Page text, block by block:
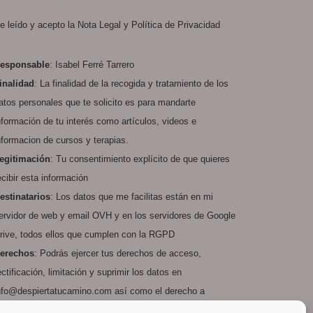
leído y acepto la Nota Legal y Política de Privacidad
: Isabel Ferré Tarrero
: La finalidad de la recogida y tratamiento de los
personales que te solicito es para mandarte
de tu interés como artículos, videos e
de cursos y terapias.
: Tu consentimiento explícito de que quieres
esta información
: Los datos que me facilitas están en mi
de web y email OVH y en los servidores de Google
, todos ellos que cumplen con la RGPD
: Podrás ejercer tus derechos de acceso,
limitación y suprimir los datos en
así como el derecho a